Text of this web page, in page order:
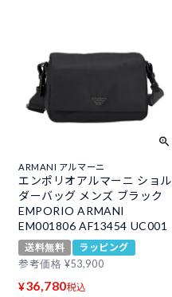
ARMANI アルマーニ
エンポリオアルマーニ ショル
ダーバッグ メンズ ブラック
EMPORIO ARMANI
EM001806 AF13454 UC001
送料無料
ラッピング
参考価格 ¥53,900
¥36,780税込